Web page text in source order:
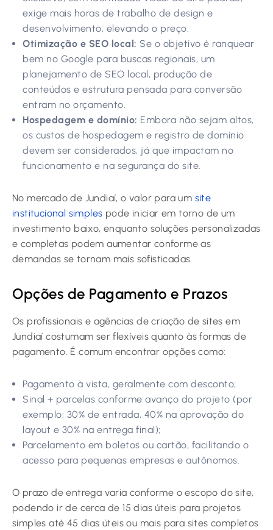
exige mais horas de trabalho de design e
desenvolvimento, elevando o preço.
Otimização e SEO local: Se o objetivo é ranquear
bem no Google para buscas regionais, um
planejamento de SEO local, produção de
conteúdos e estrutura pensada para conversão
entram no orçamento.
Hospedagem e domínio: Embora não sejam altos,
os custos de hospedagem e registro de domínio
devem ser considerados, já que impactam no
funcionamento e na segurança do site.
No mercado de Jundiaí, o valor para um site
institucional simples pode iniciar em torno de um
investimento baixo, enquanto soluções personalizadas
e completas podem aumentar conforme as
demandas se tornam mais sofisticadas.
Opções de Pagamento e Prazos
Os profissionais e agências de criação de sites em
Jundiaí costumam ser flexíveis quanto às formas de
pagamento. É comum encontrar opções como:
Pagamento à vista, geralmente com desconto;
Sinal + parcelas conforme avanço do projeto (por
exemplo: 30% de entrada, 40% na aprovação do
layout e 30% na entrega final);
Parcelamento em boletos ou cartão, facilitando o
acesso para pequenas empresas e autônomos.
O prazo de entrega varia conforme o escopo do site,
podendo ir de cerca de 15 dias úteis para projetos
simples até 45 dias úteis ou mais para sites completos